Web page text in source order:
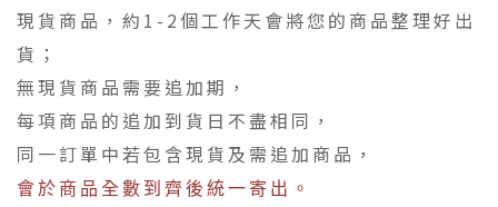
現貨商品，約1-2個工作天會將您的商品整理好出
貨；
無現貨商品需要追加期，
每項商品的追加到貨日不盡相同，
同一訂單中若包含現貨及需追加商品，
會於商品全數到齊後統一寄出。